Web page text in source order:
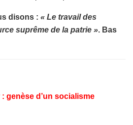
disons : « Le travail des
suprême de la patrie ». Bas
genèse d’un socialisme